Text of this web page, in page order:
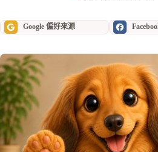
Google 偏好來源